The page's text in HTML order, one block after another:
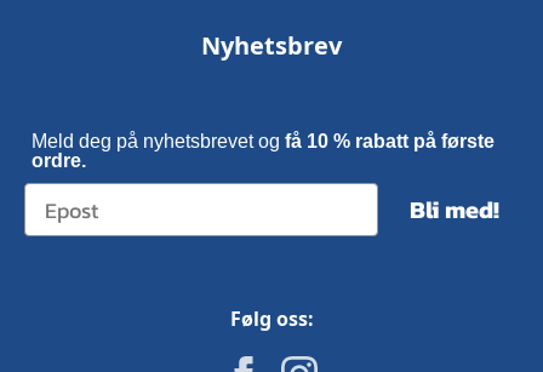
Nyhetsbrev
Meld deg på nyhetsbrevet og få 10 % rabatt på første
ordre.
Bli med!
Følg oss: